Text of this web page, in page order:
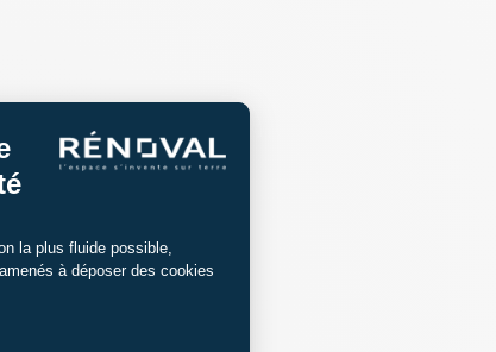
la plus fluide possible,
à déposer des cookies